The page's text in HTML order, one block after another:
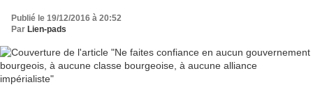
Publié le 19/12/2016 à 20:52
Par Lien-pads